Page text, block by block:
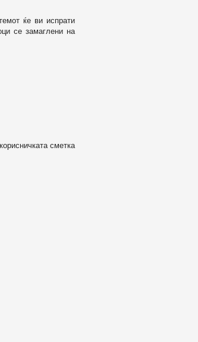
ќе ви испрати
се замаглени на
сметка